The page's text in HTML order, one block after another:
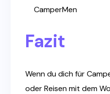
CamperMen
Fazit
Wenn du dich für
oder Reisen mit dem